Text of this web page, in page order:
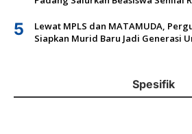
5
Lewat MPLS dan MATAMUDA,
Siapkan Murid Baru Jadi Generasi
Spesifik